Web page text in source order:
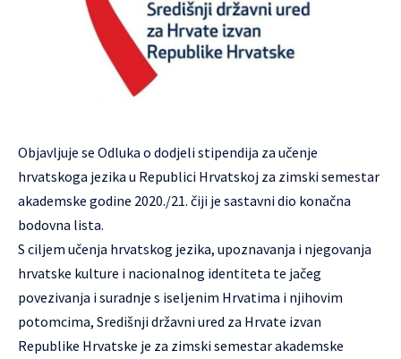
Objavljuje se Odluka o dodjeli stipendija za učenje
hrvatskoga jezika u Republici Hrvatskoj za zimski semestar
akademske godine 2020./21. čiji je sastavni dio konačna
bodovna lista.
S ciljem učenja hrvatskog jezika, upoznavanja i njegovanja
hrvatske kulture i nacionalnog identiteta te jačeg
povezivanja i suradnje s iseljenim Hrvatima i njihovim
potomcima, Središnji državni ured za Hrvate izvan
Republike Hrvatske je za zimski semestar akademske